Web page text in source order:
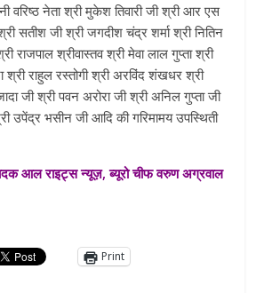
वरिष्ठ नेता श्री मुकेश तिवारी जी श्री आर एस
सतीश जी श्री जगदीश चंद्र शर्मा श्री नितिन
राजपाल श्रीवास्तव श्री मेवा लाल गुप्ता श्री
श्री राहुल रस्तोगी श्री अरविंद शंखधर श्री
जी श्री पवन अरोरा जी श्री अनिल गुप्ता जी
उपेंद्र भसीन जी आदि की गरिमामय उपस्थिती
आल राइट्स न्यूज़, ब्यूरो चीफ वरुण अग्रवाल
Print